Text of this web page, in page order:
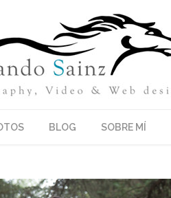
BLOG SOBRE MÍ